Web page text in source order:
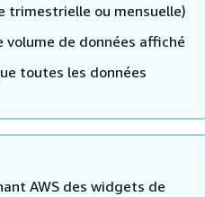
trimestrielle ou mensuelle)
de données affiché
toutes les données
AWS des widgets de